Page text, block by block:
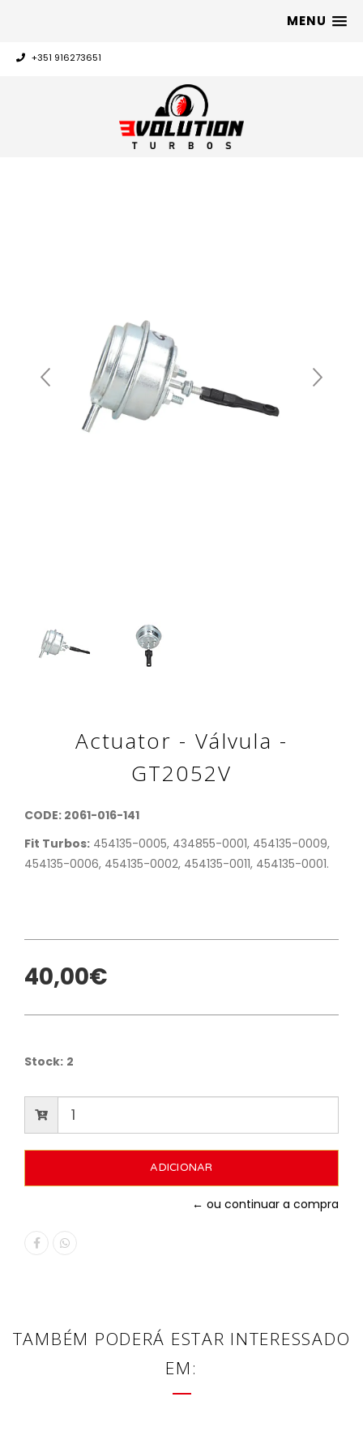
MENU
+351 916273651
Actuator - Válvula -
GT2052V
CODE: 2061-016-141
Fit Turbos: 454135-0005, 434855-0001, 454135-0009,
454135-0006, 454135-0002, 454135-0011, 454135-0001.
40,00€
Stock: 2
← ou continuar a compra
TAMBÉM PODERÁ ESTAR INTERESSADO
EM: